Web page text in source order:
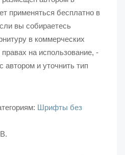
применяться бесплатно в
вы собираетесь
в коммерческих
на использование, -
автором и уточнить тип
Шрифты без